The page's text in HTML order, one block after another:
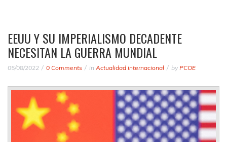
EEUU Y SU IMPERIALISMO DECADENTE
NECESITAN LA GUERRA MUNDIAL
05/08/2022 0 Comments in Actualidad internacional by PCOE